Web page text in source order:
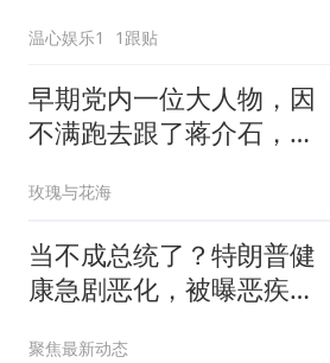
温心娱乐1 1跟贴
早期党内一位大人物，因
不满跑去跟了蒋介石，不
玫瑰与花海
当不成总统了？特朗普健
康急剧恶化，被曝恶疾缠
聚焦最新动态